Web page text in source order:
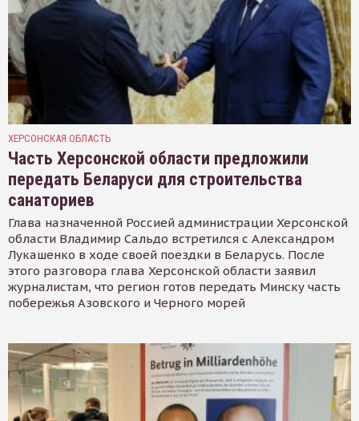
ХЕРСОНСКАЯ ОБЛАСТЬ
Часть Херсонской области предложили
передать Беларуси для строительства
санаториев
Глава назначенной Россией администрации Херсонской
области Владимир Сальдо встретился с Александром
Лукашенко в ходе своей поездки в Беларусь. После
этого разговора глава Херсонской области заявил
журналистам, что регион готов передать Минску часть
побережья Азовского и Черного морей